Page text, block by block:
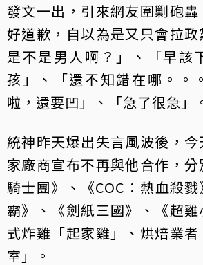
發文一出，引來網友圍剿砲
好道歉，自以為是又只會拉政
是不是男人啊？」、「早該
孩」、「還不知錯在哪。。
啦，還要凹」、「急了很急」
統神昨天爆出失言風波後，
家廠商宣布不再與他合作，
騎士團》、《COC：熱血殺
霸》、《劍紙三國》、《超
式炸雞「起家雞」、烘焙業
室」。